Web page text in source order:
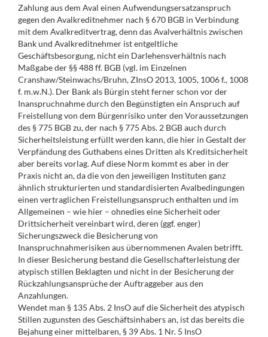
Zahlung aus dem Aval einen Aufwendungsersatzanspruch
gegen den Avalkreditnehmer nach § 670 BGB in Verbindung
mit dem Avalkreditvertrag, denn das Avalverhältnis zwischen
Bank und Avalkreditnehmer ist entgeltliche
Geschäftsbesorgung, nicht ein Darlehensverhältnis nach
Maßgabe der §§ 488 ff. BGB (vgl. im Einzelnen
Cranshaw/Steinwachs/Bruhn, ZInsO 2013, 1005, 1006 f., 1008
f. m.w.N.). Der Bank als Bürgin steht ferner schon vor der
Inanspruchnahme durch den Begünstigten ein Anspruch auf
Freistellung von dem Bürgenrisiko unter den Voraussetzungen
des § 775 BGB zu, der nach § 775 Abs. 2 BGB auch durch
Sicherheitsleistung erfüllt werden kann, die hier in Gestalt der
Verpfändung des Guthabens eines Dritten als Kreditsicherheit
aber bereits vorlag. Auf diese Norm kommt es aber in der
Praxis nicht an, da die von den jeweiligen Instituten ganz
ähnlich strukturierten und standardisierten Avalbedingungen
einen vertraglichen Freistellungsanspruch enthalten und im
Allgemeinen – wie hier – ohnedies eine Sicherheit oder
Drittsicherheit vereinbart wird, deren (ggf. enger)
Sicherungszweck die Besicherung von
Inanspruchnahmerisiken aus übernommenen Avalen betrifft.
In dieser Besicherung bestand die Gesellschafterleistung der
atypisch stillen Beklagten und nicht in der Besicherung der
Rückzahlungsansprüche der Auftraggeber aus den
Anzahlungen.
Wendet man § 135 Abs. 2 InsO auf die Sicherheit des atypisch
Stillen zugunsten des Geschäftsinhabers an, ist das bereits die
Bejahung einer mittelbaren, § 39 Abs. 1 Nr. 5 InsO